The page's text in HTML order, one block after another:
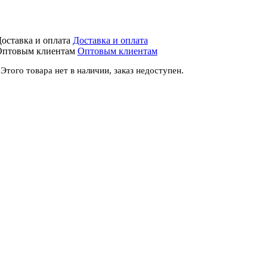
Доставка и оплата
Оптовым клиентам
Этого товара нет в наличии, заказ недоступен.